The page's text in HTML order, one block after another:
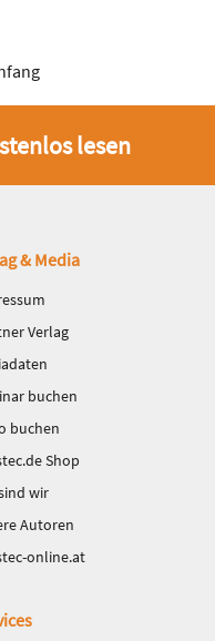
lesen
& Media
Verlag
buchen
buchen
Shop
wir
Autoren
online.at